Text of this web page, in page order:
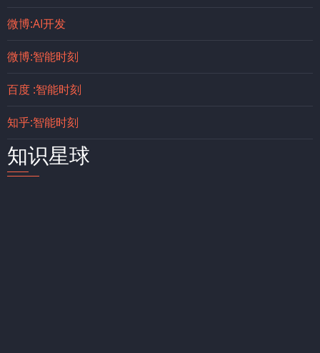
微博:AI开发
微博:智能时刻
百度 :智能时刻
知乎:智能时刻
知识星球